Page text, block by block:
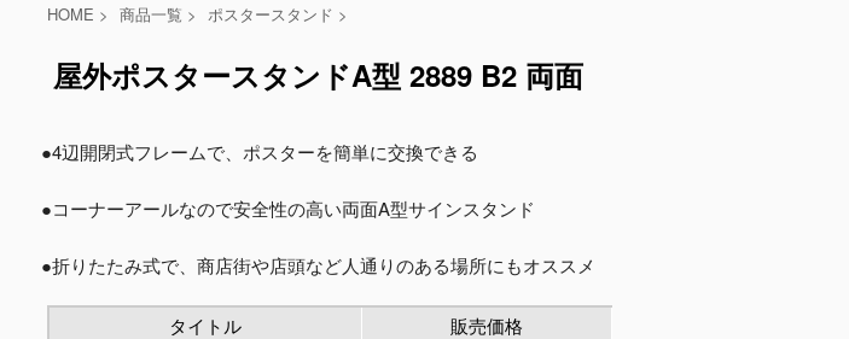
HOME > 商品一覧 > ポスタースタンド >
屋外ポスタースタンドA型 2889 B2 両面
●4辺開閉式フレームで、ポスターを簡単に交換できる
●コーナーアールなので安全性の高い両面A型サインスタンド
●折りたたみ式で、商店街や店頭など人通りのある場所にもオススメ
タイトル
販売価格